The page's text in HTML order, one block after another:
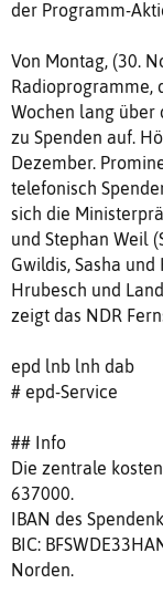
der Programm-
Von Montag, (30.
Radioprogramme,
Wochen lang über
zu Spenden auf.
Dezember.
telefonisch
sich die
und Stephan Weil
Gwildis, Sasha
Hrubesch und
zeigt das NDR
epd lnb lnh dab
# epd-Service
## Info
Die zentrale
637000.
IBAN des
BIC:
Norden.